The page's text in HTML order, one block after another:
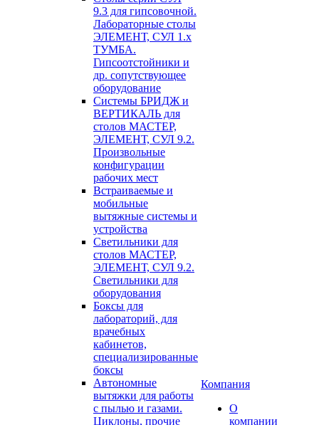
9.3 для гипсовочной.
Лабораторные столы
ЭЛЕМЕНТ, СУЛ 1.х
ТУМБА.
Гипсоотстойники и
др. сопутствующее
оборудование
Системы БРИДЖ и
ВЕРТИКАЛЬ для
столов МАСТЕР,
ЭЛЕМЕНТ, СУЛ 9.2.
Произвольные
конфигурации
рабочих мест
Встраиваемые и
мобильные
вытяжные системы и
устройства
Светильники для
столов МАСТЕР,
ЭЛЕМЕНТ, СУЛ 9.2.
Светильники для
оборудования
Боксы для
лабораторий, для
врачебных
кабинетов,
специализированные
боксы
Автономные
вытяжки для работы
с пылью и газами.
Циклоны, прочие
Компания
О
компании